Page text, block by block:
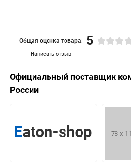
Написать отзыв
Общая оценка товара: 5
Официальный поставщик
России